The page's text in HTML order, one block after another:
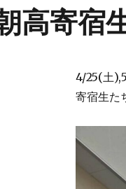
高寄宿
4/25(土
寄宿生た